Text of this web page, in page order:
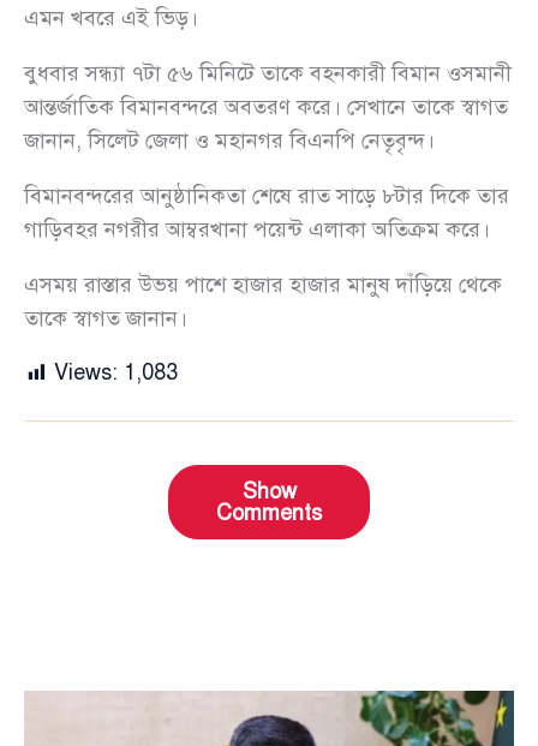
এমন খবরে এই ভিড়।
বুধবার সন্ধ্যা ৭টা ৫৬ মিনিটে তাকে বহনকারী বিমান ওসমানী
আন্তর্জাতিক বিমানবন্দরে অবতরণ করে। সেখানে তাকে স্বাগত
জানান, সিলেট জেলা ও মহানগর বিএনপি নেতৃবৃন্দ।
বিমানবন্দরের আনুষ্ঠানিকতা শেষে রাত সাড়ে ৮টার দিকে তার
গাড়িবহর নগরীর আম্বরখানা পয়েন্ট এলাকা অতিক্রম করে।
এসময় রাস্তার উভয় পাশে হাজার হাজার মানুষ দাঁড়িয়ে থেকে
তাকে স্বাগত জানান।
Views: 1,083
Show
Comments